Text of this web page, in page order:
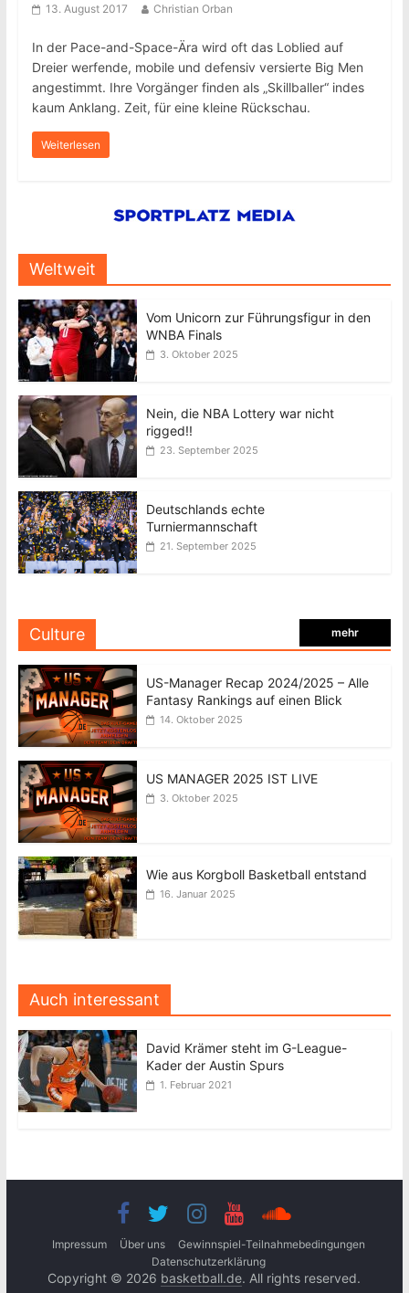
13. August 2017 Christian Orban
In der Pace-and-Space-Ära wird oft das Loblied auf
Dreier werfende, mobile und defensiv versierte Big Men
angestimmt. Ihre Vorgänger finden als „Skillballer“ indes
kaum Anklang. Zeit, für eine kleine Rückschau.
Weiterlesen
Weltweit
Vom Unicorn zur Führungsfigur in den
WNBA Finals
3. Oktober 2025
Nein, die NBA Lottery war nicht
rigged!!
23. September 2025
Deutschlands echte
Turniermannschaft
21. September 2025
Culture mehr
US-Manager Recap 2024/2025 – Alle
Fantasy Rankings auf einen Blick
14. Oktober 2025
US MANAGER 2025 IST LIVE
3. Oktober 2025
Wie aus Korgboll Basketball entstand
16. Januar 2025
Auch interessant
David Krämer steht im G-League-
Kader der Austin Spurs
1. Februar 2021
Impressum Über uns
Gewinnspiel-Teilnahmebedingungen
Datenschutzerklärung
Copyright © 2026 basketball.de. All rights reserved.